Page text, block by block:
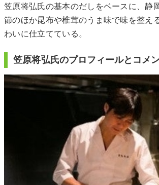
笠原将弘氏の基本のだしをベースに、静
節のほか昆布や椎茸のうま味で味を整え
わいに仕立てている。
笠原将弘氏のプロフィールとコメ